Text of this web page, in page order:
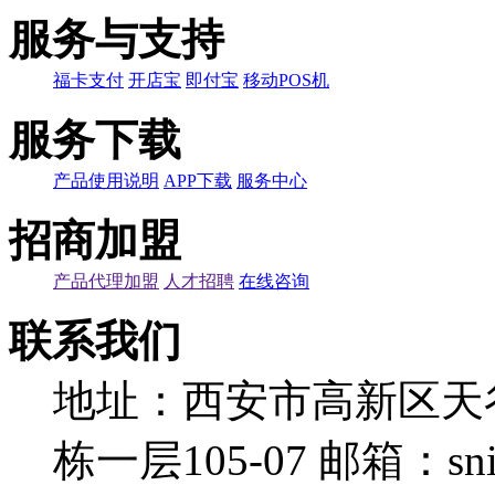
服务与支持
福卡支付 开店宝 即付宝 移动POS机
服务下载
产品使用说明 APP下载 服务中心
招商加盟
产品代理加盟 人才招聘 在线咨询
联系我们
地址：西安市高新区
栋一层105-07 邮箱：